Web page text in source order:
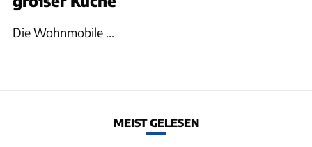
Die Wohnmobile ...
MEIST GELESEN